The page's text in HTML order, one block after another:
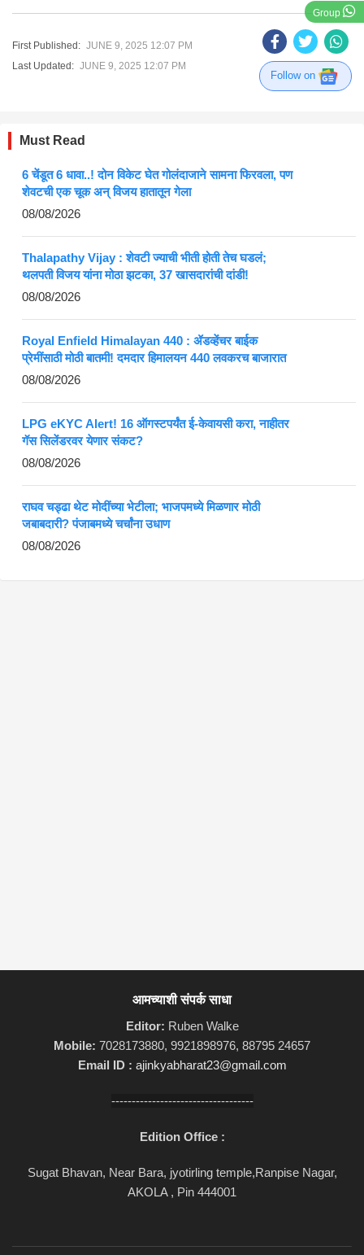
Group
First Published: JUNE 9, 2025 12:07 PM
Last Updated: JUNE 9, 2025 12:07 PM
Follow on
Must Read
6 चेंडूत 6 धावा..! दोन विकेट घेत गोलंदाजाने सामना फिरवला, पण
शेवटची एक चूक अन् विजय हातातून गेला
08/08/2026
Thalapathy Vijay : शेवटी ज्याची भीती होती तेच घडलं;
थलपती विजय यांना मोठा झटका, 37 खासदारांची दांडी!
08/08/2026
Royal Enfield Himalayan 440 : ॲडव्हेंचर बाईक
प्रेमींसाठी मोठी बातमी! दमदार हिमालयन 440 लवकरच बाजारात
08/08/2026
LPG eKYC Alert! 16 ऑगस्टपर्यंत ई-केवायसी करा, नाहीतर
गॅस सिलेंडरवर येणार संकट?
08/08/2026
राघव चड्ढा थेट मोदींच्या भेटीला; भाजपमध्ये मिळणार मोठी
जबाबदारी? पंजाबमध्ये चर्चांना उधाण
08/08/2026
आमच्याशी संपर्क साधा
Editor: Ruben Walke
Mobile: 7028173880, 9921898976, 88795 24657
Email ID : ajinkyabharat23@gmail.com
-----------------------------------
Edition Office :
Sugat Bhavan, Near Bara, jyotirling temple,Ranpise Nagar,
AKOLA , Pin 444001